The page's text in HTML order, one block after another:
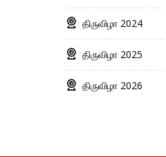
திருவிழா 2024
திருவிழா 2025
திருவிழா 2026